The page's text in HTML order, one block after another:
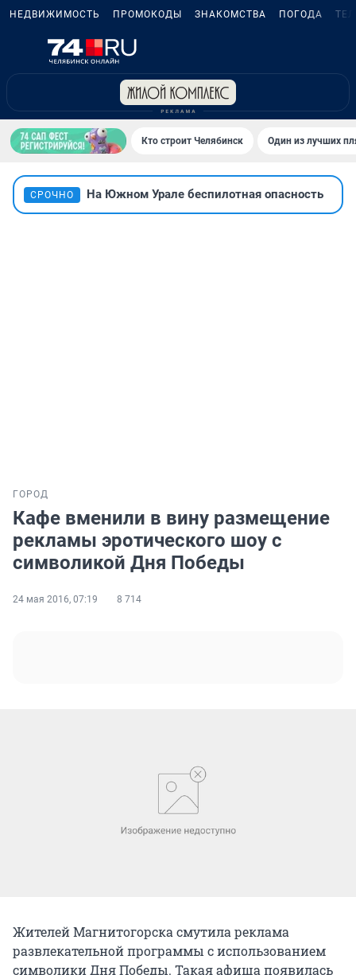
НЕДВИЖИМОСТЬ ПРОМОКОДЫ ЗНАКОМСТВА ПОГОДА
Кто строит Челябинск Один из лучших
СРОЧНО На Южном Урале беспилотная опасность
ГОРОД
Кафе вменили в вину размещение
рекламы эротического шоу с
символикой Дня Победы
24 мая 2016, 07:19 8 714
Жителей Магнитогорска смутила реклама
развлекательной программы с использованием
символики Дня Победы. Такая афиша появилась